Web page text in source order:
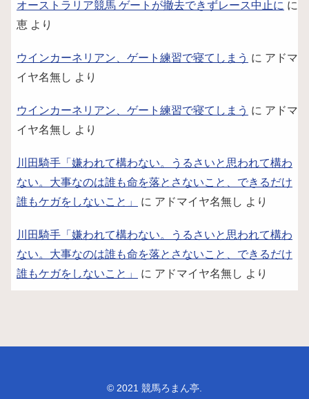
オーストラリア競馬 ゲートが撤去できずレース中止に に
恵 より
ウインカーネリアン、ゲート練習で寝てしまう に アドマ
イヤ名無し より
ウインカーネリアン、ゲート練習で寝てしまう に アドマ
イヤ名無し より
川田騎手「嫌われて構わない。うるさいと思われて構わ
ない。大事なのは誰も命を落とさないこと、できるだけ
誰もケガをしないこと」
に アドマイヤ名無し より
川田騎手「嫌われて構わない。うるさいと思われて構わ
ない。大事なのは誰も命を落とさないこと、できるだけ
誰もケガをしないこと」
に アドマイヤ名無し より
© 2021 競馬ろまん亭.